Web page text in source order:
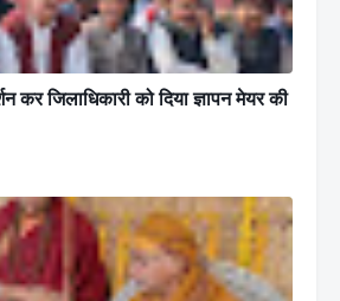
कर जिलाधिकारी को दिया ज्ञापन मेयर की